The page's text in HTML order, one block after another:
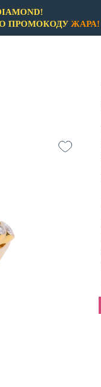
ПРОМОКОДУ ЖАРА!